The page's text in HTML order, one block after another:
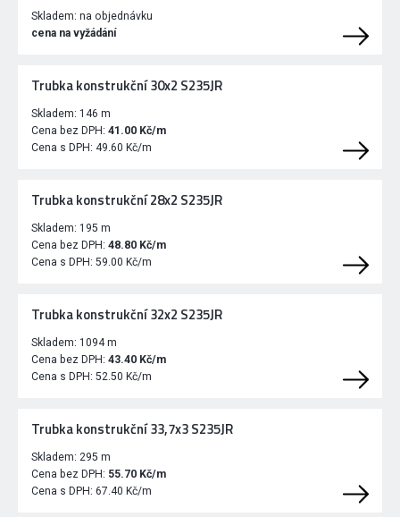
Skladem: na objednávku
cena na vyžádání
Trubka konstrukční 30x2 S235JR
Skladem: 146 m
Cena bez DPH: 41.00 Kč/m
Cena s DPH: 49.60 Kč/m
Trubka konstrukční 28x2 S235JR
Skladem: 195 m
Cena bez DPH: 48.80 Kč/m
Cena s DPH: 59.00 Kč/m
Trubka konstrukční 32x2 S235JR
Skladem: 1094 m
Cena bez DPH: 43.40 Kč/m
Cena s DPH: 52.50 Kč/m
Trubka konstrukční 33,7x3 S235JR
Skladem: 295 m
Cena bez DPH: 55.70 Kč/m
Cena s DPH: 67.40 Kč/m